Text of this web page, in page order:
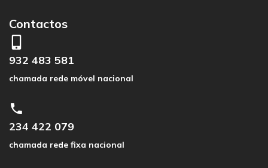
Contactos
932 483 581
chamada rede móvel nacional
234 422 079
chamada rede fixa nacional